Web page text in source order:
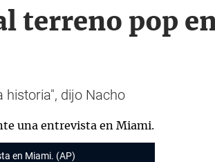
terreno pop
historia", dijo Nacho
en Miami. (AP)